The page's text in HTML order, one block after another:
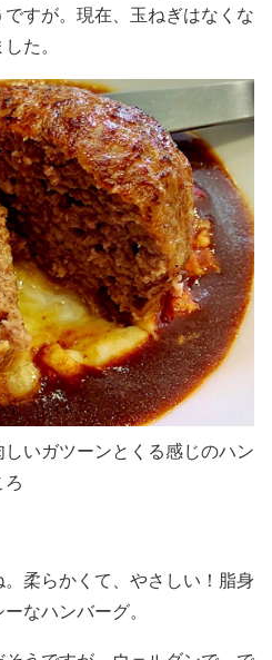
すが。現在、玉ねぎはなくな
た。
いガツーンとくる感じのハン
柔らかくて、やさしい！脂身
なハンバーグ。